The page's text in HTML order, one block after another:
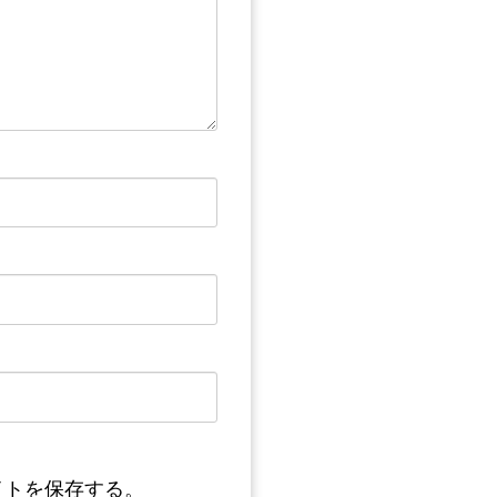
を保存する。